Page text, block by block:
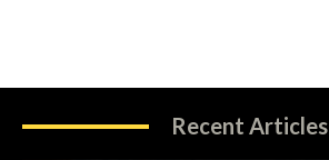
Recent Articles